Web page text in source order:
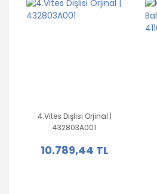
4.Vites Dişlisi Orjinal |
432803A001
10.789,44 TL